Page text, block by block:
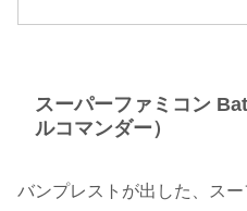
スーパーファミコン
ルコマンダー）
バンプレストが出した、ス